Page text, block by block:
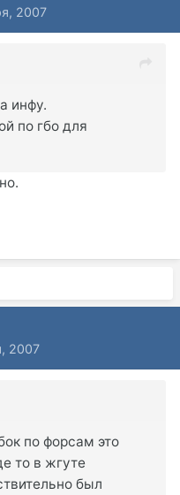
2007
инфу.
по гбо для
2007
по форсам это
то в жгуте
был